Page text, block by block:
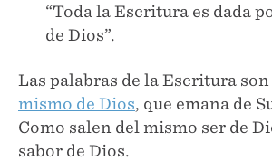
“Toda la Escritura es dada
de Dios”.
Las palabras de la Escritura son
mismo de Dios, que emana de
Como salen del mismo ser de
sabor de Dios.